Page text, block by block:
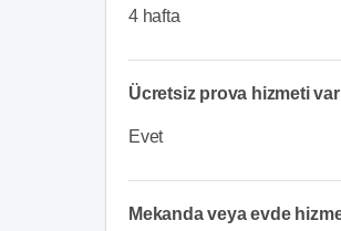
4 hafta
Ücretsiz prova hizmeti var
Evet
Mekanda veya evde